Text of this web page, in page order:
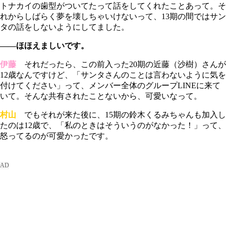
トナカイの歯型がついてたって話をしてくれたことあって。そ
れからしばらく夢を壊しちゃいけないって、13期の間ではサン
タの話をしないようにしてました。
――ほほえましいです。
伊藤 それだったら、この前入った20期の近藤（沙樹）さんが
12歳なんですけど、「サンタさんのことは言わないように気を
付けてください」って、メンバー全体のグループLINEに来て
いて。そんな共有されたことないから、可愛いなって。
村山 でもそれが来た後に、15期の鈴木くるみちゃんも加入し
たのは12歳で、「私のときはそういうのがなかった！」って、
怒ってるのが可愛かったです。